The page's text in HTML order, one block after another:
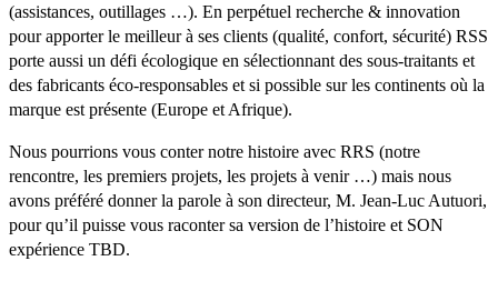
(assistances, outillages …). En perpétuel recherche & innovation
pour apporter le meilleur à ses clients (qualité, confort, sécurité) RSS
porte aussi un défi écologique en sélectionnant des sous-traitants et
des fabricants éco-responsables et si possible sur les continents où la
marque est présente (Europe et Afrique).
Nous pourrions vous conter notre histoire avec RRS (notre
rencontre, les premiers projets, les projets à venir …) mais nous
avons préféré donner la parole à son directeur, M. Jean-Luc Autuori,
pour qu’il puisse vous raconter sa version de l’histoire et SON
expérience TBD.